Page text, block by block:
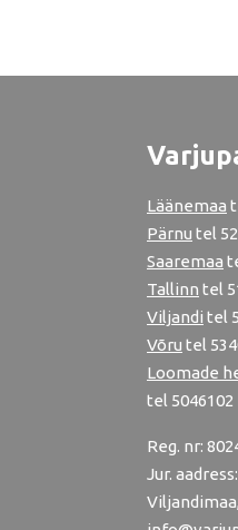
Läänemaa
Pärnu tel
Saaremaa
Tallinn tel
Viljandi tel
Võru tel
Loomade
tel 5046102
Reg. nr:
Jur.